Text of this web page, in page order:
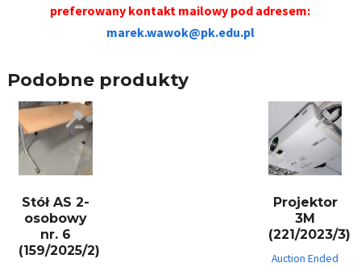
preferowany kontakt mailowy pod adresem:
marek.wawok@pk.edu.pl
Podobne produkty
Stół AS 2-
osobowy
nr. 6
(159/2025/2)
Projektor
3M
(221/2023/3)
Auction Ended